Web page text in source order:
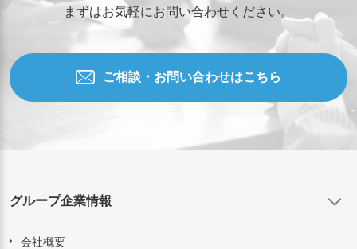
まずはお気軽にお問い合わせください。
ご相談・お問い合わせはこちら
グループ企業情報
会社概要